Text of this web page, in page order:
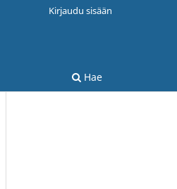
Hae
Kirjaudu sisään